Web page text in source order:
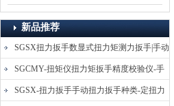
新品推荐
SGSX扭力扳手数显式扭力矩测力扳手|手动
定扭矩检测扳手
SGCMY-扭矩仪扭力矩扳手精度校验仪-手
动扳子扭矩校准仪
SGSX-扭力扳手手动扭力扳手种类-定扭力